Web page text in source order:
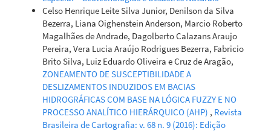
Celso Henrique Leite Silva Junior, Denilson da Silva
Bezerra, Liana Oighenstein Anderson, Marcio Roberto
Magalhães de Andrade, Dagolberto Calazans Araujo
Pereira, Vera Lucia Araújo Rodrigues Bezerra, Fabricio
Brito Silva, Luiz Eduardo Oliveira e Cruz de Aragão,
ZONEAMENTO DE SUSCEPTIBILIDADE A
DESLIZAMENTOS INDUZIDOS EM BACIAS
HIDROGRÁFICAS COM BASE NA LÓGICA FUZZY E NO
PROCESSO ANALÍTICO HIERÁRQUICO (AHP) , Revista
Brasileira de Cartografia: v. 68 n. 9 (2016): Edição